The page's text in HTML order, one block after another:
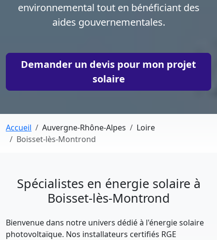
environnemental tout en bénéficiant des
aides gouvernementales.
Demander un devis pour mon projet
solaire
Accueil Auvergne-Rhône-Alpes
Loire
Boisset-lès-Montrond
Spécialistes en énergie solaire à
Boisset-lès-Montrond
Bienvenue dans notre univers dédié à l'énergie solaire
photovoltaïque. Nos installateurs certifiés RGE